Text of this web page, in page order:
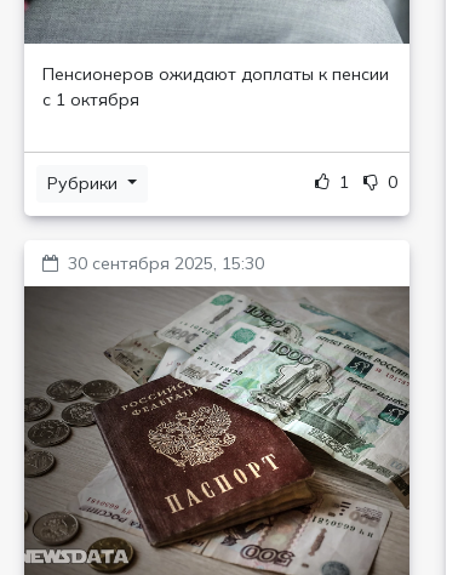
Пенсионеров ожидают доплаты к пенсии
с 1 октября
Рубрики 1 0
30 сентября 2025, 15:30